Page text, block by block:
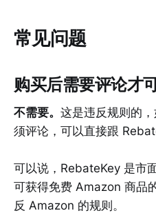
常见问题
购买后需要评论才
不需要。 这是违反规则的
须评论，可以直接跟
可以说，RebateKey 是市
可获得免费 Amazon 商品
反 Amazon 的规则。